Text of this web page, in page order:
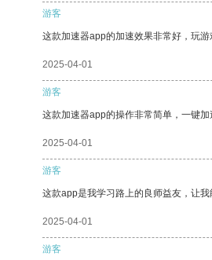
游客
这款加速器app的加速效果非常好，玩
2025-04-01
游客
这款加速器app的操作非常简单，一键加
2025-04-01
游客
这款app是我学习路上的良师益友，让我
2025-04-01
游客